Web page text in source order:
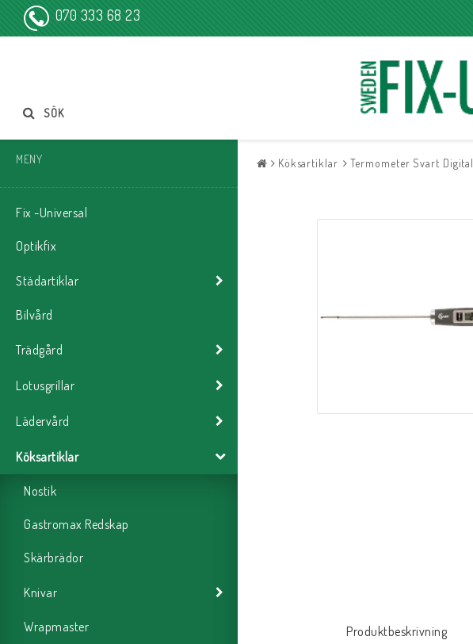
070 333 68 23
SÖK
MENY
Fix -Universal
Optikfix
Städartiklar
Bilvård
Trädgård
Lotusgrillar
Lädervård
Köksartiklar
Nostik
Gastromax Redskap
Skärbrädor
Knivar
Wrapmaster
Köksartiklar Termometer Svart Digital
Produktbeskrivning